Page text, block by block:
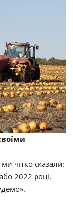
ми чітко сказали:
2022 році,